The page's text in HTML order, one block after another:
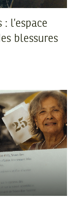
l’espace
blessures